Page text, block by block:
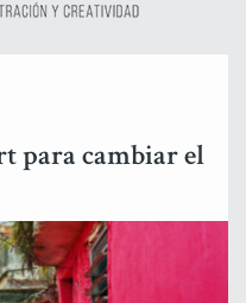
para cambiar el